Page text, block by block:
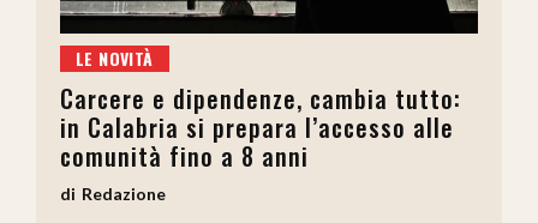
LE NOVITÀ
Carcere e dipendenze, cambia tutto:
in Calabria si prepara l’accesso alle
comunità fino a 8 anni
Redazione